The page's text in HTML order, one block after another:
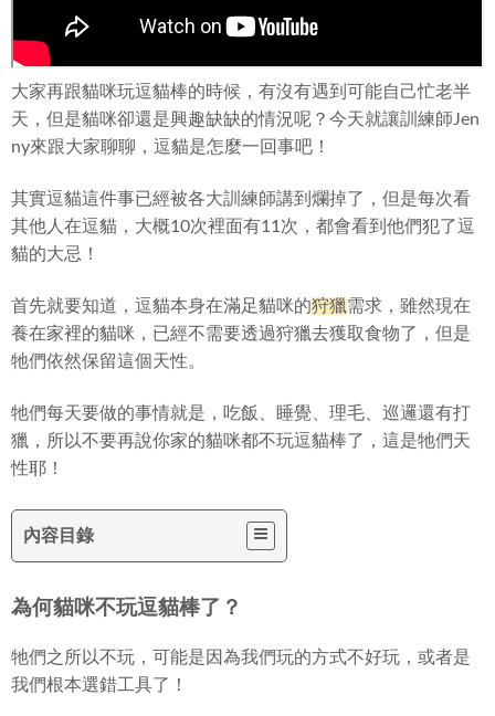
大家再跟貓咪玩逗貓棒的時候，有沒有遇到可能自己忙老半
天，但是貓咪卻還是興趣缺缺的情況呢？ 今天就讓訓練師Jen
ny來跟大家聊聊，逗貓是怎麼一回事吧！
其實逗貓這件事已經被各大訓練師講到爛掉了，但是每次看
其他人在逗貓，大概10次裡面有11次，都會看到他們犯了逗
貓的大忌！
首先就要知道，逗貓本身在滿足貓咪的狩獵需求，雖然現在
養在家裡的貓咪，已經不需要透過狩獵去獲取食物了，但是
牠們依然保留這個天性。
牠們每天要做的事情就是，吃飯、睡覺、理毛、巡邏還有打
獵，所以不要再說你家的貓咪都不玩逗貓棒了，這是牠們天
性耶！
內容目錄
為何貓咪不玩逗貓棒了？
牠們之所以不玩，可能是因為我們玩的方式不好玩，或者是
我們根本選錯工具了！